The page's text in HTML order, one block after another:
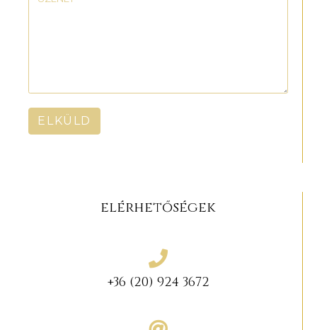
ELKÜLD
elérhetőségek
+36 (20) 924 3672